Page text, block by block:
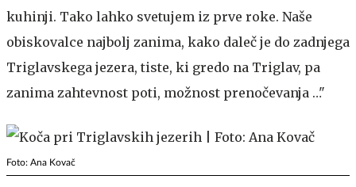
kuhinji. Tako lahko svetujem iz prve roke. Naše
obiskovalce najbolj zanima, kako daleč je do zadnjega
Triglavskega jezera, tiste, ki gredo na Triglav, pa
zanima zahtevnost poti, možnost prenočevanja …"
Foto: Ana Kovač